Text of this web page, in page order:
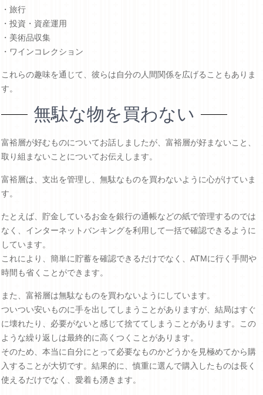
・旅行
・投資・資産運用
・美術品収集
・ワインコレクション
これらの趣味を通じて、彼らは自分の人間関係を広げることもありま
す。
無駄な物を買わない
富裕層が好むものについてお話しましたが、富裕層が好まないこと、
取り組まないことについてお伝えします。
富裕層は、支出を管理し、無駄なものを買わないように心がけていま
す。
たとえば、貯金しているお金を銀行の通帳などの紙で管理するのでは
なく、インターネットバンキングを利用して一括で確認できるように
しています。
これにより、簡単に貯蓄を確認できるだけでなく、ATMに行く手間や
時間も省くことができます。
また、富裕層は無駄なものを買わないようにしています。
ついつい安いものに手を出してしまうことがありますが、結局はすぐ
に壊れたり、必要がないと感じて捨ててしまうことがあります。この
ような繰り返しは最終的に高くつくことがあります。
そのため、本当に自分にとって必要なものかどうかを見極めてから購
入することが大切です。結果的に、慎重に選んで購入したものは長く
使えるだけでなく、愛着も湧きます。